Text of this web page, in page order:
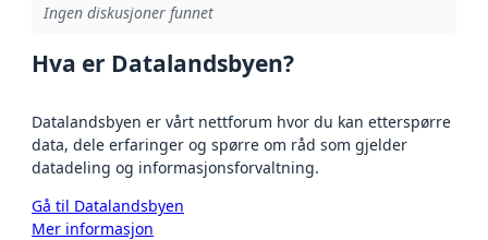
Ingen diskusjoner funnet
Hva er Datalandsbyen?
Datalandsbyen er vårt nettforum hvor du kan etterspørre
data, dele erfaringer og spørre om råd som gjelder
datadeling og informasjonsforvaltning.
Gå til Datalandsbyen
Mer informasjon